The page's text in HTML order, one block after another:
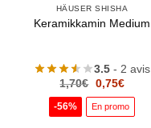
HÄUSER SHISHA
Keramikkamin Medium
3.5 - 2 avis
1,70€ Le
initial
était :
0,75€Le
actuel
est :
-56% En promo